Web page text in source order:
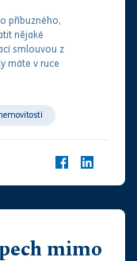
příbuzného,
nějaké
smlouvou z
máte v ruce
mimo